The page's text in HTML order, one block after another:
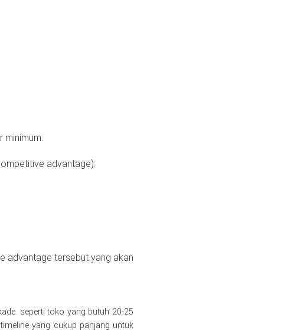
advantage):
advantage tersebut yang akan
seperti toko yang butuh 20-25
yang cukup panjang untuk